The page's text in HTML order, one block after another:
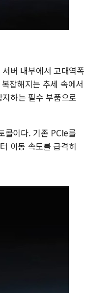
버 내부에서 고대역폭
잡해지는 추세 속에서
하는 필수 부품으로
콜이다. 기존 PCIe를
이동 속도를 급격히